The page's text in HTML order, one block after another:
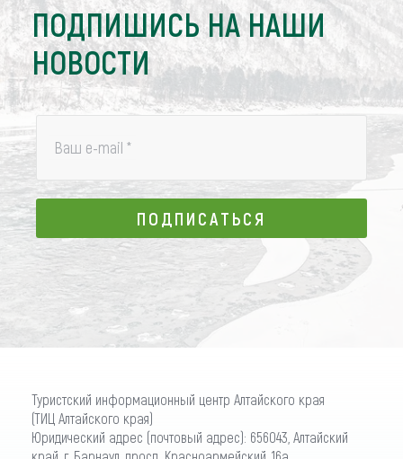
ПОДПИШИСЬ НА НАШИ
НОВОСТИ
Ваш e-mail *
ПОДПИСАТЬСЯ
ПОДПИСАТЬСЯ
Туристский информационный центр Алтайского края
(ТИЦ Алтайского края)
Юридический адрес (почтовый адрес): 656043, Алтайский
край, г. Барнаул, просп. Красноармейский, 16а